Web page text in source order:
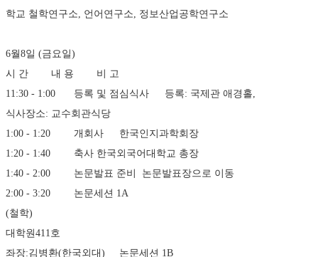
학교 철학연구소, 언어연구소, 정보산업공학연구소
6월8일 (금요일)
시 간	내 용	비 고
11:30 - 1:00	등록 및 점심식사	등록: 국제관 애경홀,
식사장소: 교수회관식당
1:00 - 1:20	개회사	한국인지과학회장
1:20 - 1:40	축사	한국외국어대학교 총장
1:40 - 2:00	논문발표 준비	논문발표장으로 이동
2:00 - 3:20	논문세션 1A
(철학)
대학원411호
좌장:김병환(한국외대)	논문세션 1B